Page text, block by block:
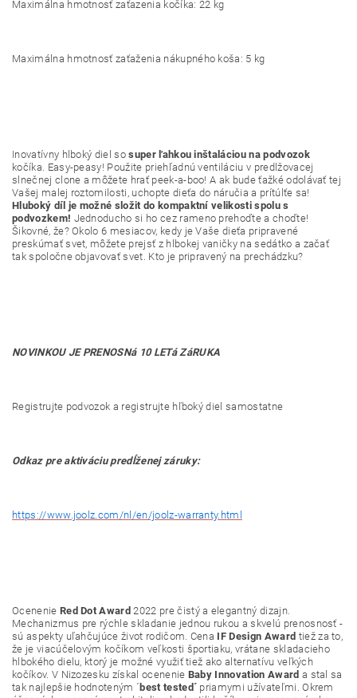
Maximálna hmotnosť zaťazenia kočíka: 22 kg
Maximálna hmotnosť zaťaženia nákupného koša: 5 kg
Inovatívny hlboký diel sosuper ľahkou inštaláciou na podvozok
kočíka. Easy-peasy! Použite priehľadnú ventiláciu v predlžovacej
slnečnej clone a môžete hrať peek-a-boo! A ak bude ťažké odolávať tej
Vašej malej roztomilosti, uchopte dieťa do náručia a prítúlťe sa!
Hluboký díl je možné složit do kompaktní velikosti spolu s
podvozkem! Jednoducho si ho cez rameno prehoďte a choďte!
Šikovné, že? Okolo 6 mesiacov, kedy je Vaše dieťa pripravené
preskúmať svet, môžete prejsť z hlbokej vaničky na sedátko a začať
tak spoločne objavovať svet. Kto je pripravený na prechádzku?
NOVINKOU JE PRENOSNá 10 LETá ZáRUKA
Registrujte podvozok a registrujte hľboký diel samostatne
Odkaz pre aktiváciu predĺženej záruky:
https://www.joolz.com/nl/en/joolz-warranty.html
Ocenenie Red Dot Award 2022 pre čistý a elegantný dizajn.
Mechanizmus pre rýchle skladanie jednou rukou a skvelú prenosnosť -
sú aspekty uľahčujúce život rodičom. Cena IF Design Award tiež za to,
že je viacúčelovým kočíkom veľkosti športiaku, vrátane skladacieho
hlbokého dielu, ktorý je možné využiť tiež ako alternatívu veľkých
kočíkov. V Nizozesku získal ocenenie Baby Innovation Award a stal sa
tak najlepšie hodnoteným ´best tested´ priamymi užívateľmi. Okrem